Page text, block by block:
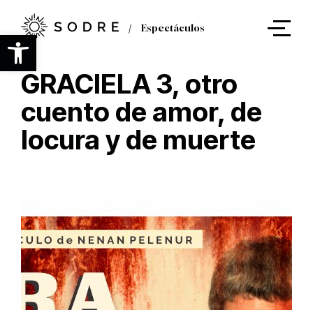
Abrir barra de herramientas
contenido
principal
Espectáculos
GRACIELA 3, otro
cuento de amor, de
locura y de muerte